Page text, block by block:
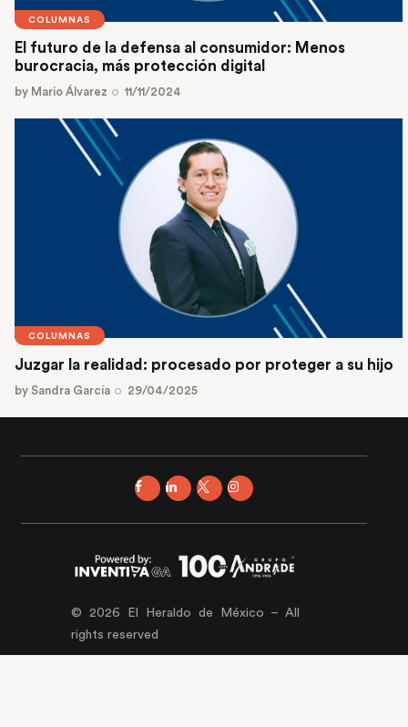
COLUMNAS
El futuro de la defensa al consumidor: Menos
burocracia, más protección digital
by Mario Álvarez 11/11/2024
COLUMNAS
Juzgar la realidad: procesado por proteger a su hijo
by Sandra García 29/04/2025
© 2026 El Heraldo de México – All
rights reserved